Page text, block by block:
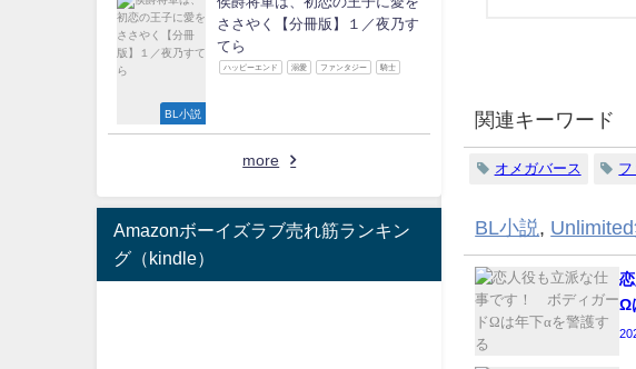
関連キーワード
オメガバース フ
BL小説
Ω
BL小説
ささやく【分冊版】１／夜乃す
てら
ハッピーエンド 溺愛 ファンタジー 騎士
more
Amazonボーイズラブ売れ筋ランキン
グ（kindle）